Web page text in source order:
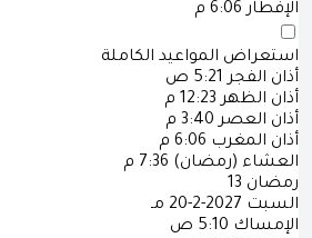
الإفطار 6:06 م
استعراض المواعيد الكاملة
أذان الفجر 5:21 ص
أذان الظهر 12:23 م
أذان العصر 3:40 م
أذان المغرب 6:06 م
العشاء (رمضان) 7:36 م
رمضان 13
السبت 2027-2-20 مـ
الإمساك 5:10 ص